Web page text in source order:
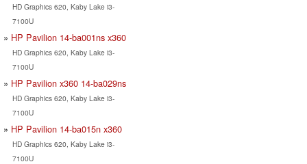
HD Graphics 620, Kaby Lake i3-
7100U
HP Pavilion 14-ba001ns x360
HD Graphics 620, Kaby Lake i3-
7100U
HP Pavilion x360 14-ba029ns
HD Graphics 620, Kaby Lake i3-
7100U
HP Pavilion 14-ba015n x360
HD Graphics 620, Kaby Lake i3-
7100U